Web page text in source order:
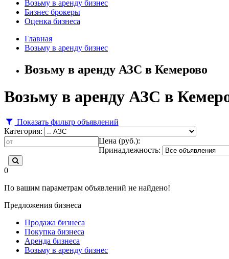
Возьму в аренду бизнес
Бизнес брокеры
Оценка бизнеса
Главная
Возьму в аренду бизнес
Возьму в аренду АЗС в Кемерово
Возьму в аренду АЗС в
Показать фильтр объявлений
Категория:
Цена (руб.):
Принадлежность:
0
По вашим параметрам объявлений не найдено!
Предложения бизнеса
Продажа бизнеса
Покупка бизнеса
Аренда бизнеса
Возьму в аренду бизнес